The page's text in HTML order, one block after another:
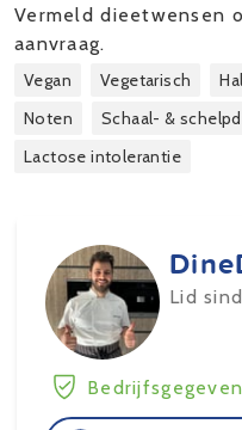
Vermeld dieetwensen
aanvraag.
Vegan Vegetarisch
Noten
Schaal- &
Lactose intolerantie
Lid